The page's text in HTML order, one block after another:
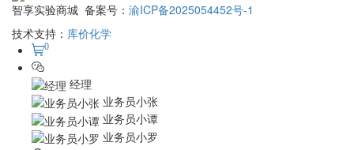
智享实验商城 备案号： 渝ICP备2025054452号-1
技术支持： 库价化学
0
经理
业务员小张
业务员小谭
业务员小罗